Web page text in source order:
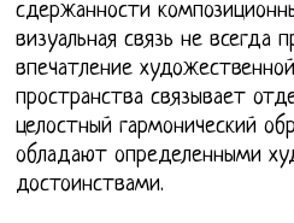
сдержанности
визуальная связь не всегда
впечатление
пространства связывает
целостный гармонический
обладают определенными
достоинствами.